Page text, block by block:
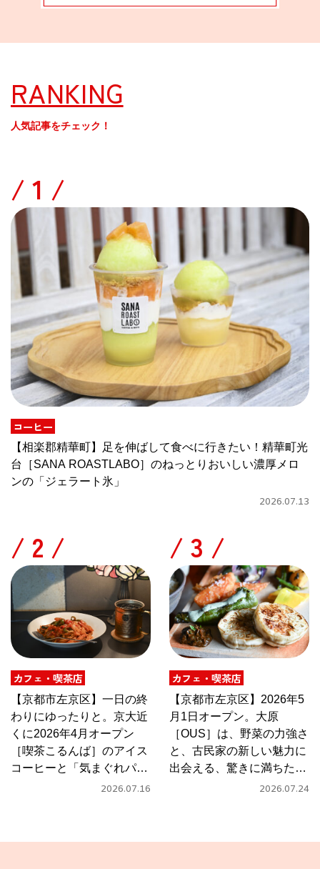
RANKING
人気記事をチェック！
/
コーヒー
【相楽郡精華町】足を伸ばして食べに行きたい！精華町光
台［SANA ROASTLABO］のねっとりおいしい濃厚メロ
ンの「ジェラート氷」
2026.07.13
/
カフェ・喫茶店
【京都市左京区】一日の終
わりにゆったりと。京大近
くに2026年4月オープン
［喫茶こるんば］のアイス
コーヒーと「気まぐれパス
2026.07.16
/
カフェ・喫茶店
【京都市左京区】2026年5
月1日オープン。大原
［OUS］は、野菜の力強さ
と、古民家の新しい魅力に
出会える、驚きに満ちたカ
2026.07.24